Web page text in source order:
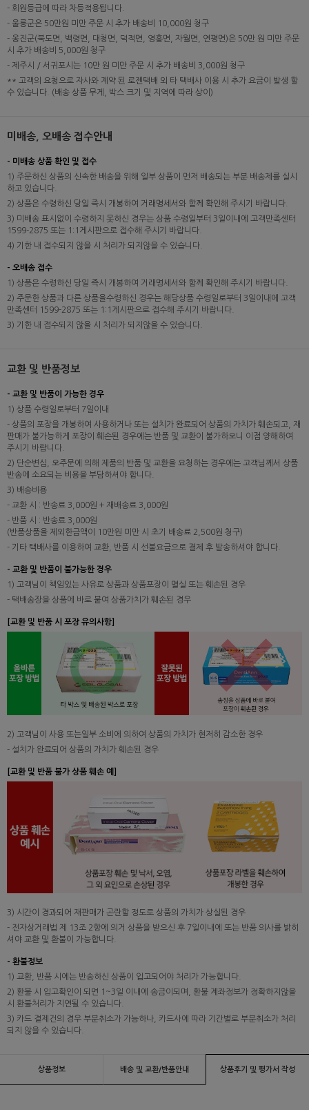
- 회원등급에 따라 차등적용됩니다.
- 울릉군은 50만원 미만 주문 시 추가 배송비 10,000원 청구
- 옹진군(북도면, 백령면, 대청면, 덕적면, 영흥면, 자월면, 연평면)은 50만 원 미만 주문
시 추가 배송비 5,000원 청구
- 제주시 / 서귀포시는 10만 원 미만 주문 시 추가 배송비 3,000원 청구
** 고객의 요청으로 자사와 계약 된 로젠택배 외 타 택배사 이용 시 추가 요금이 발생 할
수 있습니다. (배송 상품 무게, 박스 크기 및 지역에 따라 상이)
미배송, 오배송 접수안내
- 미배송 상품 확인 및 접수
1) 주문하신 상품의 신속한 배송을 위해 일부 상품이 먼저 배송되는 부분 배송제를 실시
하고 있습니다.
2) 상품은 수령하신 당일 즉시 개봉하여 거래명세서와 함께 확인해 주시기 바랍니다.
3) 미배송 표시없이 수령하지 못하신 경우는 상품 수령일부터 3일이내에 고객만족센터
1599-2875 또는 1:1게시판으로 접수해 주시기 바랍니다.
4) 기한 내 접수되지 않을 시 처리가 되지않을 수 있습니다.
- 오배송 접수
1) 상품은 수령하신 당일 즉시 개봉하여 거래명세서와 함께 확인해 주시기 바랍니다.
2) 주문한 상품과 다른 상품을수령하신 경우는 해당상품 수령일로부터 3일이내에 고객
만족센터 1599-2875 또는 1:1게시판으로 접수해 주시기 바랍니다.
3) 기한 내 접수되지 않을 시 처리가 되지않을 수 있습니다.
교환 및 반품정보
- 교환 및 반품이 가능한 경우
1) 상품 수령일로부터 7일이내
- 상품의 포장을 개봉하여 사용하거나 또는 설치가 완료되어 상품의 가치가 훼손되고, 재
판매가 불가능하게 포장이 훼손된 경우에는 반품 및 교환이 불가하오니 이점 양해하여
주시기 바랍니다.
2) 단순변심, 오주문에 의해 제품의 반품 및 교환을 요청하는 경우에는 고객님께서 상품
반송에 소요되는 비용을 부담하셔야 합니다.
3) 배송비용
- 교환 시 : 반송료 3,000원 + 재배송료 3,000원
- 반품 시 : 반송료 3,000원
(반품상품을 제외한금액이 10만원 미만 시 초기 배송료 2,500원 청구)
- 기타 택배사를 이용하여 교환, 반품 시 선불요금으로 결제 후 발송하셔야 합니다.
- 교환 및 반품이 불가능한 경우
1) 고객님이 책임있는 사유로 상품과 상품포장이 멸실 또는 훼손된 경우
- 택배송장을 상품에 바로 붙여 상품가치가 훼손된 경우
[교환 및 반품 시 포장 유의사항]
2) 고객님이 사용 또는일부 소비에 의하여 상품의 가치가 현저히 감소한 경우
- 설치가 완료되어 상품의 가치가 훼손된 경우
[교환 및 반품 불가 상품 훼손 예]
3) 시간이 경과되어 재판매가 곤란할 정도로 상품의 가치가 상실된 경우
- 전자상거래법 제 13조 2항에 의거 상품을 받으신 후 7일이내에 또는 반품 의사를 밝히
셔야 교환 및 환불이 가능합니다.
- 환불정보
1) 교환, 반품 시에는 반송하신 상품이 입고되어야 처리가 가능합니다.
2) 환불 시 입고확인이 되면 1~3일 이내에 송금이되며, 환불 계좌정보가 정확하지않을
시 환불처리가 지연될 수 있습니다.
3) 카드 결제건의 경우 부분취소가 가능하나, 카드사에 따라 기간별로 부분취소가 처리
되지 않을 수 있습니다.
상품정보 배송 및 교환/반품안내 상품후기 및 평가서 작성